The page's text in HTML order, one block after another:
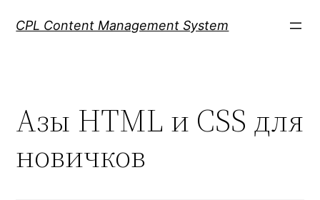
CPL Content Management System
Азы HTML и CSS для
новичков